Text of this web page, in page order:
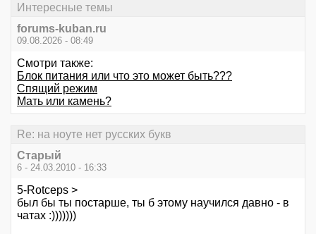
Интересные темы
forums-kuban.ru
09.08.2026 - 08:49
Смотри также:
Блок питания или что это может быть???
Спящий режим
Мать или камень?
Re: на ноуте нет русских букв
Старый
6 - 24.03.2010 - 16:33
5-Rotceps >
был бы ты постарше, ты б этому научился давно - в
чатах :)))))))